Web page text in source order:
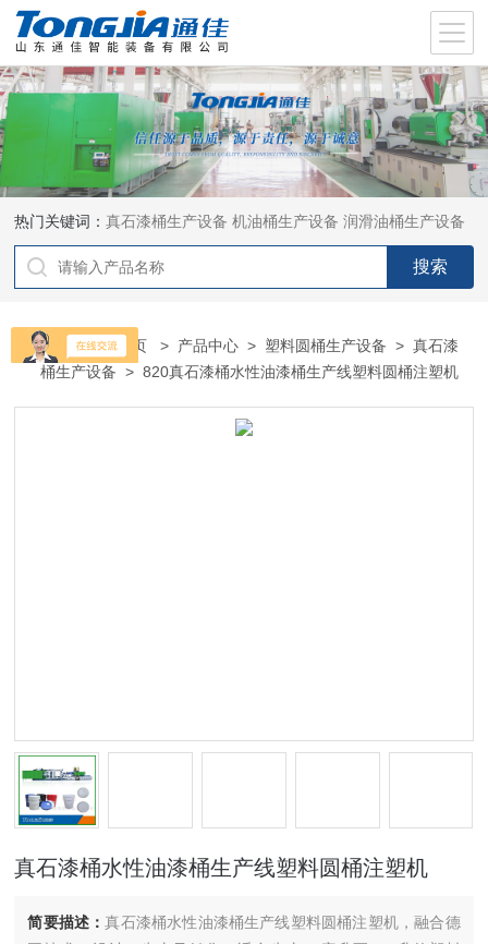
热门关键词：真石漆桶生产设备 机油桶生产设备 润滑油桶生产设备
当前位置：首页 > 产品中心 > 塑料圆桶生产设备 >真石漆
桶生产设备 > 820真石漆桶水性油漆桶生产线塑料圆桶注塑机
真石漆桶水性油漆桶生产线塑料圆桶注塑机
简要描述：真石漆桶水性油漆桶生产线塑料圆桶注塑机，融合德